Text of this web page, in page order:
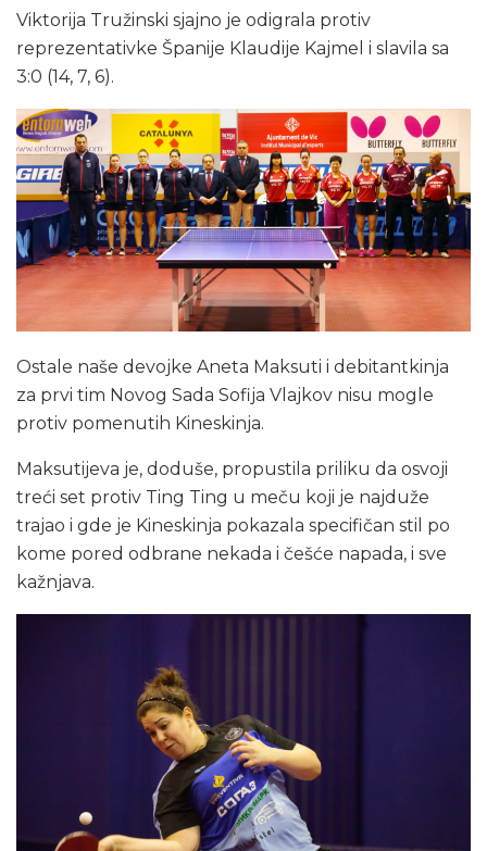
Viktorija Tružinski sjajno je odigrala protiv
reprezentativke Španije Klaudije Kajmel i slavila sa
3:0 (14, 7, 6).
Ostale naše devojke Aneta Maksuti i debitantkinja
za prvi tim Novog Sada Sofija Vlajkov nisu mogle
protiv pomenutih Kineskinja.
Maksutijeva je, doduše, propustila priliku da osvoji
treći set protiv Ting Ting u meču koji je najduže
trajao i gde je Kineskinja pokazala specifičan stil po
kome pored odbrane nekada i češće napada, i sve
kažnjava.